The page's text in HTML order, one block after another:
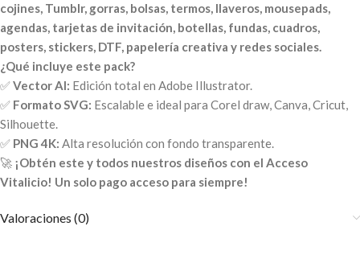
cojines, Tumblr, gorras, bolsas, termos, llaveros, mousepads,
agendas, tarjetas de invitación, botellas, fundas, cuadros,
posters, stickers, DTF, papelería creativa y redes sociales.
¿Qué incluye este pack?
✅Vector AI: Edición total en Adobe Illustrator.
✅ Formato SVG: Escalable e ideal para Corel draw, Canva, Cricut,
Silhouette.
✅ PNG 4K: Alta resolución con fondo transparente.
🚀 ¡Obtén este y todos nuestros diseños con el Acceso
Vitalicio! Un solo pago acceso para siempre!
Valoraciones (0)